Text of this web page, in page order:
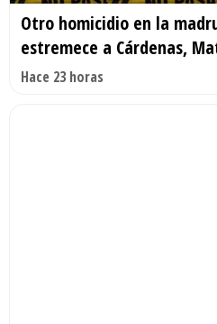
Otro homicidio en la
estremece a Cárdenas,
Hace 23 horas